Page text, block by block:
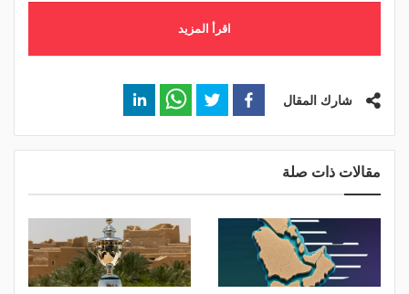
اقرأ المزيد
شارك المقال
مقالات ذات صلة